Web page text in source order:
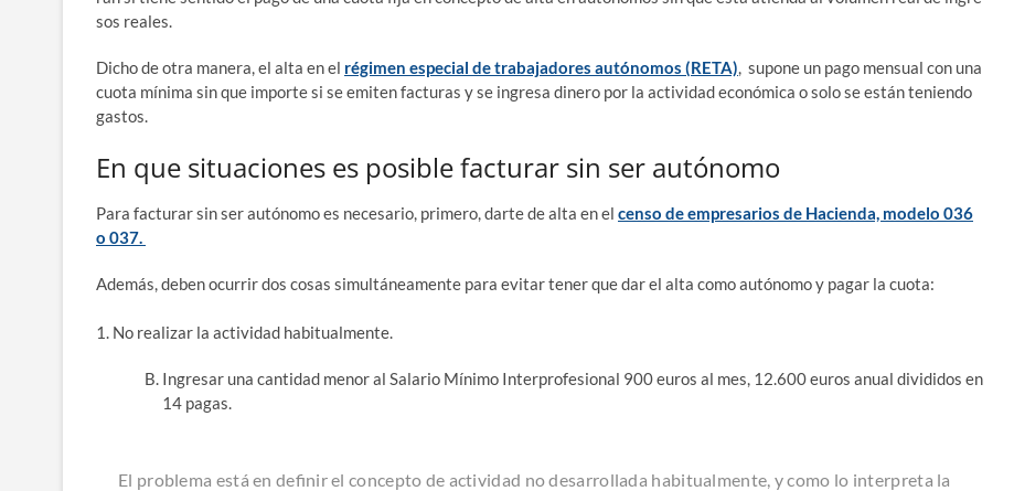
sos reales.
Dicho de otra mane­ra, el alta en el régi­men espe­cial de tra­ba­ja­do­res autó­no­mos (RETA), supo­ne un pago men­sual con una
cuo­ta míni­ma sin que impor­te si se emi­ten fac­tu­ras y se ingre­sa dine­ro por la acti­vi­dad eco­nó­mi­ca o solo se están tenien­do
gastos.
En que situaciones es posible facturar sin ser autónomo
Para fac­tu­rar sin ser autó­no­mo es nece­sa­rio, pri­me­ro, dar­te de alta en el cen­so de empre­sa­rios de Hacien­da, mode­lo 036
o 037.
Ade­más, deben ocu­rrir dos cosas simul­tá­nea­men­te para evi­tar tener que dar el alta como autó­no­mo y pagar la cuota:
1. No rea­li­zar la acti­vi­dad habitualmente.
Ingre­sar una can­ti­dad menor al Sala­rio Míni­mo Inter­pro­fe­sio­nal 900 euros al mes, 12.600 euros anual divi­di­dos en
14 pagas.
El pro­ble­ma está en defi­nir el con­cep­to de acti­vi­dad no desa­rro­lla­da habi­tual­men­te, y como lo inter­pre­ta la